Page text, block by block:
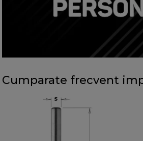
Cumparate frecvent